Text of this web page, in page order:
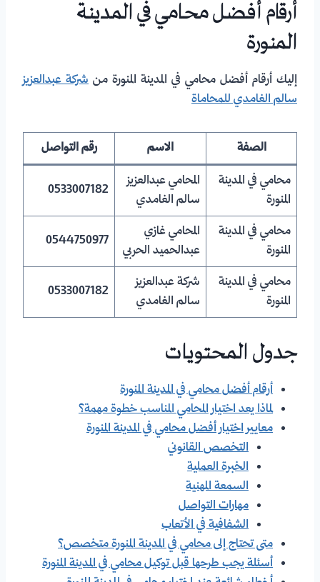
أرقام أفضل محامي في المدينة
المنورة
إليك أرقام أفضل محامي في المدينة المنورة من شركة عبدالعزيز
سالم الغامدي للمحاماة
الصفة الاسم
رقم التواصل
محامي في المدينة
المنورة
المحامي عبدالعزيز
سالم الغامدي
0533007182
محامي في المدينة
المنورة
المحامي غازي
عبدالحميد الحربي
0544750977
محامي في المدينة
المنورة
شركة عبدالعزيز
سالم الغامدي
0533007182
جدول المحتويات
أرقام أفضل محامي في المدينة المنورة
لماذا يعد اختيار المحامي المناسب خطوة مهمة؟
معايير اختيار أفضل محامي في المدينة المنورة
التخصص القانوني
الخبرة العملية
السمعة المهنية
مهارات التواصل
الشفافية في الأتعاب
متى تحتاج إلى محامي في المدينة المنورة متخصص؟
أسئلة يجب طرحها قبل توكيل محامي في المدينة المنورة